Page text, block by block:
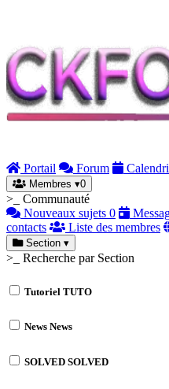
Portail Forum
Membres ▾0
>_ Communauté
Nouveaux sujets 0
contacts
Liste des membres
Section ▾
>_ Recherche par Section
Tutoriel TUTO
News News
SOLVED SOLVED